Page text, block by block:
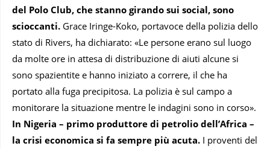
del Polo Club, che stanno girando sui social, sono
scioccanti. Grace Iringe-Koko, portavoce della polizia dello
stato di Rivers, ha dichiarato: «Le persone erano sul luogo
da molte ore in attesa di distribuzione di aiuti alcune si
sono spazientite e hanno iniziato a correre, il che ha
portato alla fuga precipitosa. La polizia è sul campo a
monitorare la situazione mentre le indagini sono in corso».
In Nigeria – primo produttore di petrolio dell’Africa –
la crisi economica si fa sempre più acuta. I proventi del